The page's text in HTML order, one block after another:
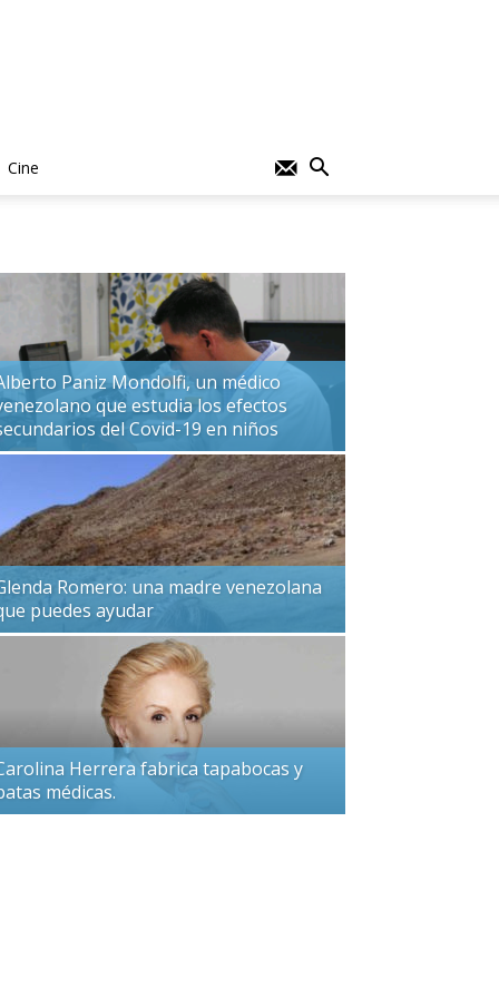
Cine
Paniz Mondolfi, un médico
que estudia los efectos
del Covid-19 en niños
Romero: una madre venezolana
puedes ayudar
Herrera fabrica tapabocas y
médicas.